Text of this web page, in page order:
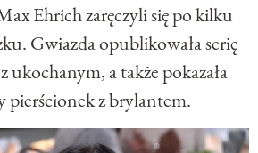
Ehrich zaręczyli się po kilku
Gwiazda opublikowała serię
ukochanym, a także pokazała
pierścionek z brylantem.